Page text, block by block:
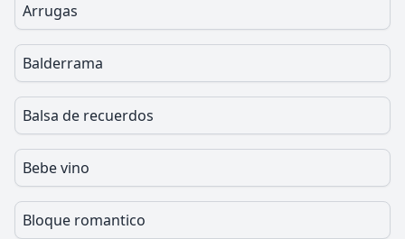
Arrugas
Balderrama
Balsa de recuerdos
Bebe vino
Bloque romantico